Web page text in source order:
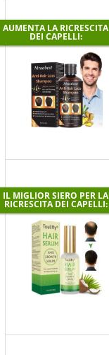
AUMENTA LA RICRESCITA
DEI CAPELLI:
IL MIGLIOR SIERO PER LA
RICRESCITA DEI CAPELLI: